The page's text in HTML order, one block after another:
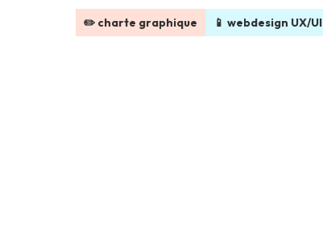
✏️ charte graphique 📱 webdesign UX/UI